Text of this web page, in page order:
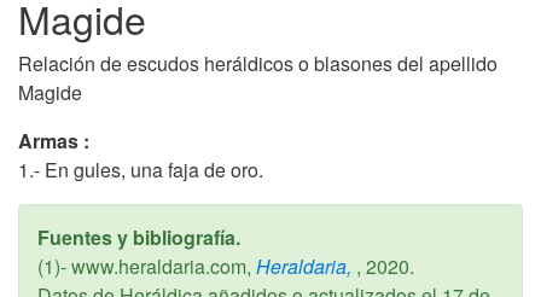
Magide
Relación de escudos heráldicos o blasones del apellido
Magide
Armas :
1.- En gules, una faja de oro.
Fuentes y bibliografía.
(1)- www.heraldaria.com, Heraldaria, , 2020.